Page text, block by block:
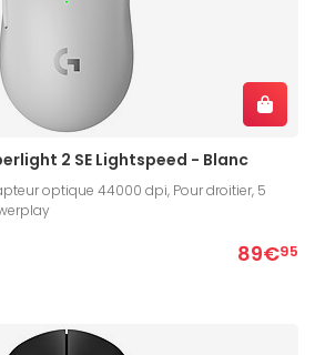
2 SE Lightspeed - Blanc
optique 44000 dpi, Pour droitier, 5
89€95